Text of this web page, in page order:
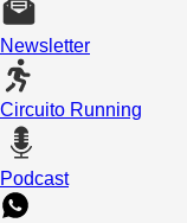
Newsletter
Circuito Running
Podcast